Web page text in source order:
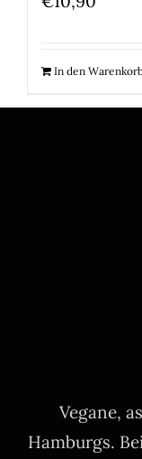
In den
Vegane,
Hamburgs.